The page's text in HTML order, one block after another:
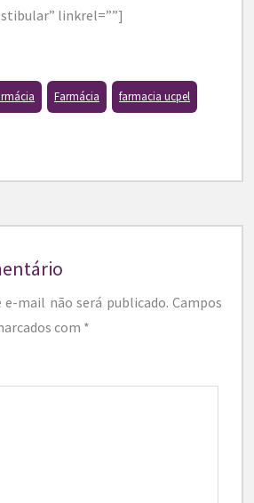
linkrel=””]
Farmácia farmacia ucpel
e-mail não será publicado. Campos
com *